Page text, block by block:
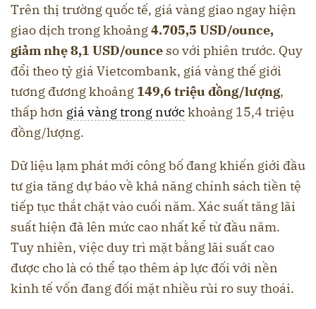
Trên thị trường quốc tế, giá vàng giao ngay hiện
giao dịch trong khoảng4.705,5 USD/ounce,
giảm nhẹ 8,1 USD/ounce so với phiên trước. Quy
đổi theo tỷ giá Vietcombank, giá vàng thế giới
tương đương khoảng 149,6 triệu đồng/lượng,
thấp hơn giá vàng trong nướckhoảng 15,4 triệu
đồng/lượng.
Dữ liệu lạm phát mới công bố đang khiến giới đầu
tư gia tăng dự báo về khả năng chính sách tiền tệ
tiếp tục thắt chặt vào cuối năm. Xác suất tăng lãi
suất hiện đã lên mức cao nhất kể từ đầu năm.
Tuy nhiên, việc duy trì mặt bằng lãi suất cao
được cho là có thể tạo thêm áp lực đối với nền
kinh tế vốn đang đối mặt nhiều rủi ro suy thoái.